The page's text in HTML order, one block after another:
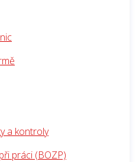
a kontroly
práci (BOZP)